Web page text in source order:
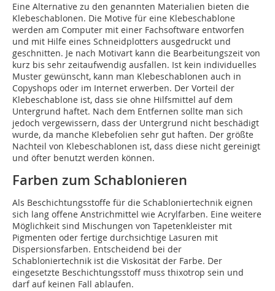
Eine Alternative zu den genannten Materialien bieten die
Klebeschablonen. Die Motive für eine Klebeschablone
werden am Computer mit einer Fachsoftware entworfen
und mit Hilfe eines Schneidplotters ausgedruckt und
geschnitten. Je nach Motivart kann die Bearbeitungszeit von
kurz bis sehr zeitaufwendig ausfallen. Ist kein individuelles
Muster gewünscht, kann man Klebeschablonen auch in
Copyshops oder im Internet erwerben. Der Vorteil der
Klebeschablone ist, dass sie ohne Hilfsmittel auf dem
Untergrund haftet. Nach dem Entfernen sollte man sich
jedoch vergewissern, dass der Untergrund nicht beschädigt
wurde, da manche Klebefolien sehr gut haften. Der größte
Nachteil von Klebeschablonen ist, dass diese nicht gereinigt
und öfter benutzt werden können.
Farben zum Schablonieren
Als Beschichtungsstoffe für die Schabloniertechnik eignen
sich lang offene Anstrichmittel wie Acrylfarben. Eine weitere
Möglichkeit sind Mischungen von Tapetenkleister mit
Pigmenten oder fertige durchsichtige Lasuren mit
Dispersionsfarben. Entscheidend bei der
Schabloniertechnik ist die Viskosität der Farbe. Der
eingesetzte Beschichtungsstoff muss thixotrop sein und
darf auf keinen Fall ablaufen.